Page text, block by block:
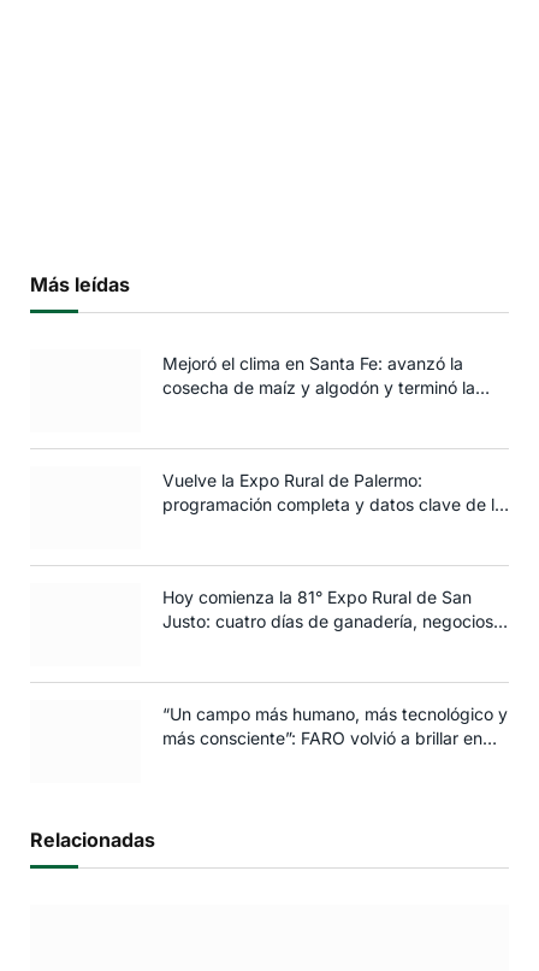
Más leídas
Mejoró el clima en Santa Fe: avanzó la
cosecha de maíz y algodón y terminó la
Vuelve la Expo Rural de Palermo:
programación completa y datos clave de la
Hoy comienza la 81° Expo Rural de San
Justo: cuatro días de ganadería, negocios y
“Un campo más humano, más tecnológico y
más consciente”: FARO volvió a brillar en
Relacionadas